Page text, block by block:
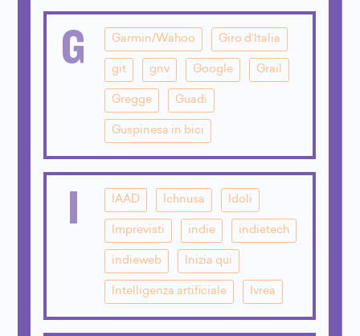
G Garmin/Wahoo Giro d'Italia
git gnv Google Grail
Gregge Guadi
Guspinesa in bici
I IAAD Ichnusa Idoli
Imprevisti indie indietech
indieweb Inizia qui
Intelligenza artificiale Ivrea